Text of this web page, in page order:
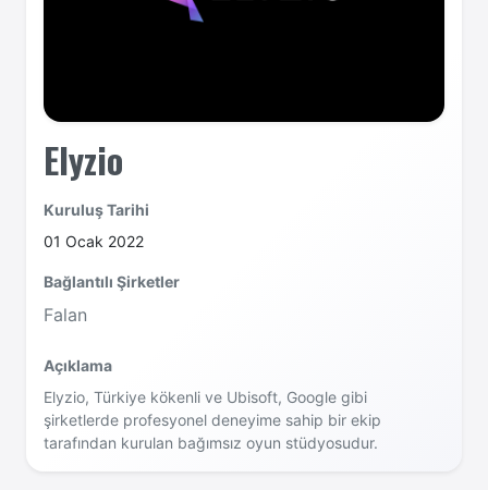
Elyzio
Kuruluş Tarihi
01 Ocak 2022
Bağlantılı Şirketler
Falan
Açıklama
Elyzio, Türkiye kökenli ve Ubisoft, Google gibi
şirketlerde profesyonel deneyime sahip bir ekip
tarafından kurulan bağımsız oyun stüdyosudur.